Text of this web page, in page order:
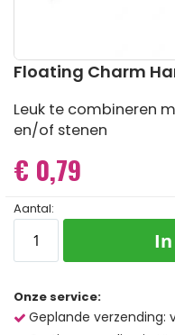
Ga
het
begin
van
afbeeldingen-
gallerij
Floating Charm
Leuk te combineren
en/of stenen
€ 0,79
Aantal:
Onze service:
Geplande verzending: